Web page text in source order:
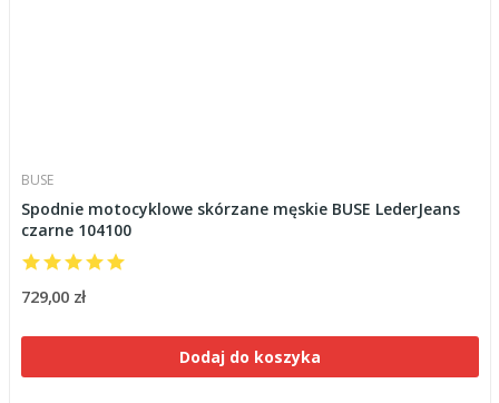
BUSE
Spodnie motocyklowe skórzane męskie BUSE LederJeans
czarne 104100
729,00 zł
Dodaj do koszyka